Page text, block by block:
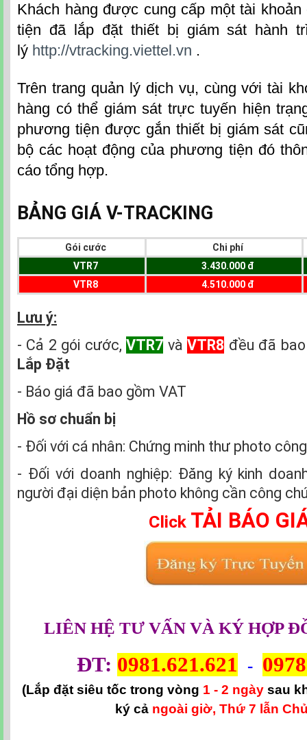
Khách hàng được cung cấp một tài
tiện đã lắp đặt thiết bị giám sát hành
lý http://vtracking.viettel.vn .
Trên trang quản lý dịch vụ, cùng với tài
hàng có thể giám sát trực tuyến hiện
phương tiện được gắn thiết bị giám sát
bộ các hoạt động của phương tiện đó
cáo tổng hợp.
BẢNG GIÁ V-TRACKING
Gói cước
Chi phí
VTR7
3.430.000 đ
VTR8
4.510.000 đ
Lưu ý:
- Cả 2 gói cước,VTR7 vàVTR8 đều đã
Lắp Đặt
- Báo giá đã bao gồm VAT
Hồ sơ chuẩn bị
- Đối với cá nhân: Chứng minh thư photo
- Đối với doanh nghiệp: Đăng ký kinh
người đại diện bản photo không cần công
Click TẢI BÁO
LIÊN HỆ TƯ VẤN VÀ KÝ HỢP
ĐT: 0981.621.621 -
(Lắp đặt siêu tốc trong vòng 1 - 2 ngày sau
ký cả ngoài giờ, Thứ 7 lẫn